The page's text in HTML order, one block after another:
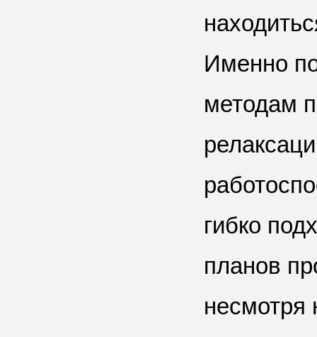
Именно
методам
гибко
планов
несмотря